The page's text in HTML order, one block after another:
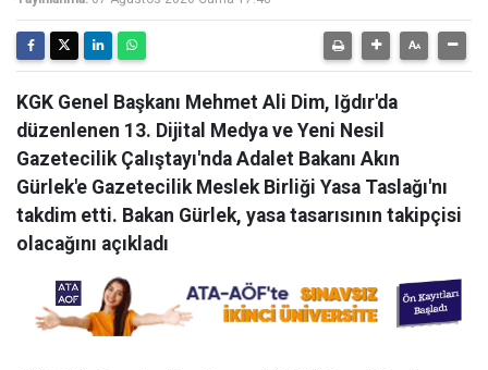
KGK Genel Başkanı Mehmet Ali Dim, Iğdır'da
düzenlenen 13. Dijital Medya ve Yeni Nesil
Gazetecilik Çalıştayı'nda Adalet Bakanı Akın
Gürlek'e Gazetecilik Meslek Birliği Yasa Taslağı'nı
takdim etti. Bakan Gürlek, yasa tasarısının takipçisi
olacağını açıkladı